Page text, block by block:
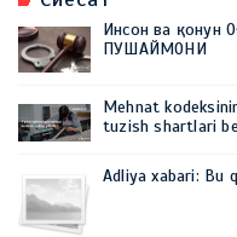
Инсон ва
ПУШАЙМОНИ
Mehnat
tuzish shartlari
Adliya xabari: Bu